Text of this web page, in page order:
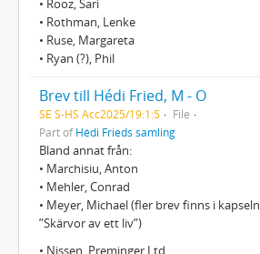
• Rothman, Lenke
• Ruse, Margareta
• Ryan (?), Phil
Brev till Hédi Fried, M - O
SE S-HS Acc2025/19:1:5
File
Part ofHédi Frieds samling
Bland annat från:
• Marchisiu, Anton
• Mehler, Conrad
• Meyer, Michael (fler brev finns i
”Skärvor av ett liv”)
• Nissen, Preminger Ltd.